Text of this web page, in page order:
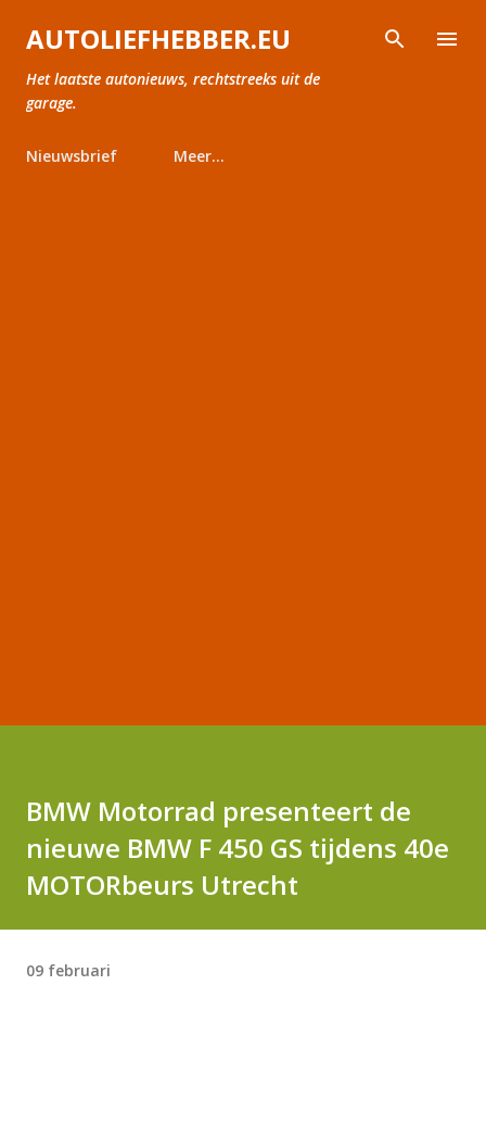
Doorgaan naar hoofdcontent
AUTOLIEFHEBBER.EU
Het laatste autonieuws, rechtstreeks uit de
garage.
Nieuwsbrief Meer…
BMW Motorrad presenteert de
nieuwe BMW F 450 GS tijdens 40e
MOTORbeurs Utrecht
09 februari